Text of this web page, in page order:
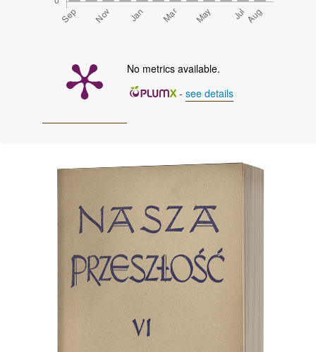
No metrics available.
- see details